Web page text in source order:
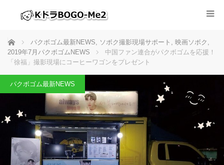
ホーム パクボゴム最新NEWS, ソボク撮影現場サポート , 映画ソボク ,
2019年7月パクボゴムNEWS
中国ファン連合がパクボゴムを応援！
「徐福」撮影現場にコーヒーワゴンをプレゼント
パクボゴム最新NEWS